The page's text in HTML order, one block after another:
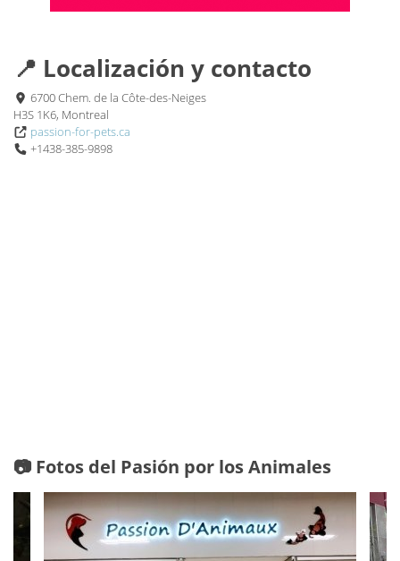
📍 Localización y contacto
6700 Chem. de la Côte-des-Neiges
H3S 1K6, Montreal
passion-for-pets.ca
+1438-385-9898
📷 Fotos del Pasión por los Animales